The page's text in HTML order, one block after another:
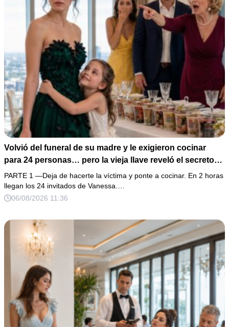
Volvió del funeral de su madre y le exigieron cocinar
para 24 personas… pero la vieja llave reveló el secreto
de su esposo
PARTE 1 —Deja de hacerte la víctima y ponte a cocinar. En 2 horas
llegan los 24 invitados de Vanessa.…
06/08/2026 11:36